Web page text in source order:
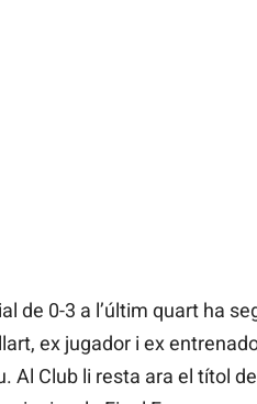
de 0-3 a l’últim quart ha
ex jugador i ex
Al Club li resta ara el títol